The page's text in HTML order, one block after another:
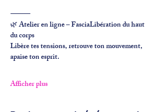
⸻
🌿 Atelier en ligne – FasciaLibération du haut
du corps
Libère tes tensions, retrouve ton mouvement,
apaise ton esprit.
Afficher plus